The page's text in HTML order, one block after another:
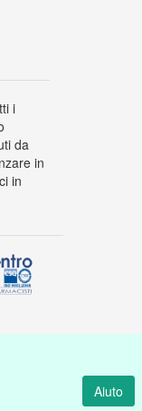
i
da
in
in